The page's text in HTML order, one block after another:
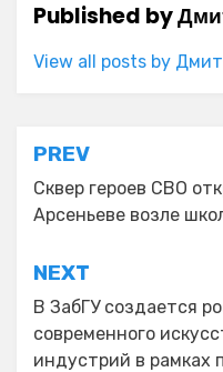
Published by
View all posts by
Навигация
по
записям
PREV
Сквер героев СВО
Арсеньеве возле
NEXT
В ЗабГУ создается
современного
индустрий в рамках